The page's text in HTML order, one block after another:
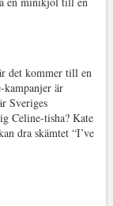
det kommer till en
kampanjer är
Sveriges
Celine-tisha? Kate
dra skämtet “I’ve